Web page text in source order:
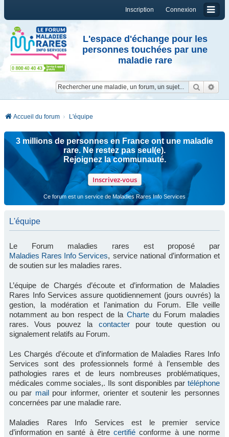
Connexion
Inscription
L'espace d'échange pour les
personnes touchées par une
maladie rare
Accueil du forum L'équipe
3 millions de personnes en France ont une maladie
rare. Ne restez pas seul(e).
Rejoignez la communauté.
Inscrivez-vous
Ce forum est un service de Maladies Rares Info Services
L'équipe
Le Forum maladies rares est proposé par
Maladies Rares Info Services, service national d’information et
de soutien sur les maladies rares.
L’équipe de Chargés d’écoute et d’information de Maladies
Rares Info Services assure quotidiennement (jours ouvrés) la
gestion, la modération et l’animation du Forum. Elle veille
notamment au bon respect de la Charte du Forum maladies
rares. Vous pouvez la contacterpour toute question ou
signalement relatifs au Forum.
Les Chargés d’écoute et d’information de Maladies Rares Info
Services sont des professionnels formé à l’ensemble des
pathologies rares et de leurs nombreuses problématiques,
médicales comme sociales,. Ils sont disponibles par téléphone
ou par mailpour informer, orienter et soutenir les personnes
concernées par une maladie rare.
Maladies Rares Info Services est le premier service
d’information en santé à êtrecertifié conforme à une norme